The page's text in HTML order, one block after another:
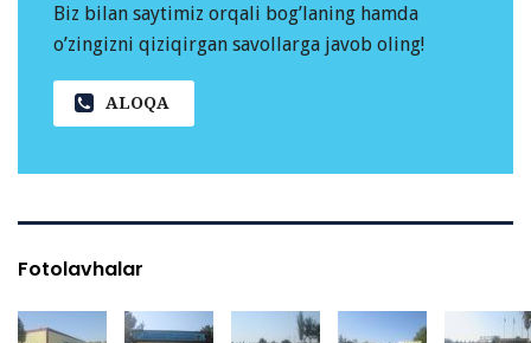
Biz bilan saytimiz orqali bog’laning hamda
o’zingizni qiziqirgan savollarga javob oling!
ALOQA
Fotolavhalar